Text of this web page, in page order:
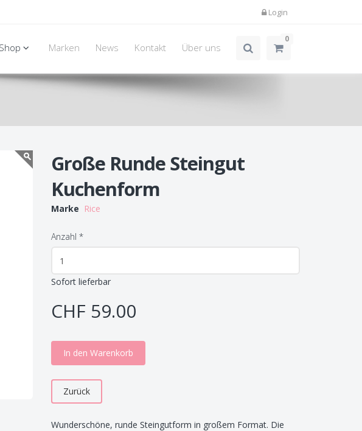
Login
Shop Marken News Kontakt Über uns
0
Große Runde Steingut
Kuchenform
Marke Rice
Anzahl *
Sofort lieferbar
CHF 59.00
In den Warenkorb
Zurück
Wunderschöne, runde Steingutform in großem Format. Die